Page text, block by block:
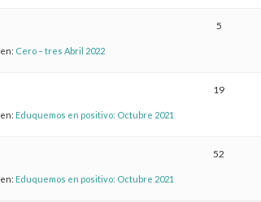
en: Cero – tres Abril 2022
5
en: Eduquemos en positivo: Octubre 2021
19
en: Eduquemos en positivo: Octubre 2021
52